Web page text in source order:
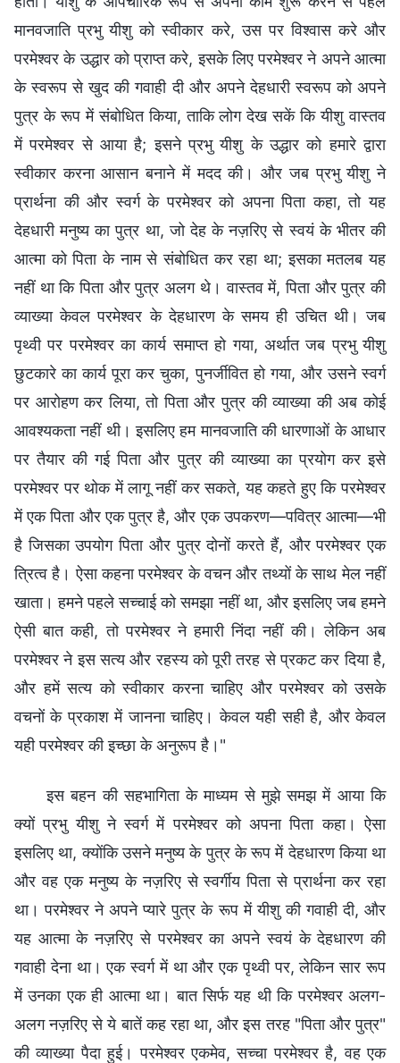
मानवजाति प्रभु यीशु को स्वीकार करे, उस पर विश्वास करे और
परमेश्वर के उद्धार को प्राप्त करे, इसके लिए परमेश्वर ने अपने आत्मा
के स्वरूप से खुद की गवाही दी और अपने देहधारी स्वरूप को अपने
पुत्र के रूप में संबोधित किया, ताकि लोग देख सकें कि यीशु वास्तव
में परमेश्वर से आया है; इसने प्रभु यीशु के उद्धार को हमारे द्वारा
स्वीकार करना आसान बनाने में मदद की। और जब प्रभु यीशु ने
प्रार्थना की और स्वर्ग के परमेश्वर को अपना पिता कहा, तो यह
देहधारी मनुष्य का पुत्र था, जो देह के नज़रिए से स्वयं के भीतर की
आत्मा को पिता के नाम से संबोधित कर रहा था; इसका मतलब यह
नहीं था कि पिता और पुत्र अलग थे। वास्तव में, पिता और पुत्र की
व्याख्या केवल परमेश्वर के देहधारण के समय ही उचित थी। जब
पृथ्वी पर परमेश्वर का कार्य समाप्त हो गया, अर्थात जब प्रभु यीशु
छुटकारे का कार्य पूरा कर चुका, पुनर्जीवित हो गया, और उसने स्वर्ग
पर आरोहण कर लिया, तो पिता और पुत्र की व्याख्या की अब कोई
आवश्यकता नहीं थी। इसलिए हम मानवजाति की धारणाओं के आधार
पर तैयार की गई पिता और पुत्र की व्याख्या का प्रयोग कर इसे
परमेश्वर पर थोक में लागू नहीं कर सकते, यह कहते हुए कि परमेश्वर
में एक पिता और एक पुत्र है, और एक उपकरण—पवित्र आत्मा—भी
है जिसका उपयोग पिता और पुत्र दोनों करते हैं, और परमेश्वर एक
त्रित्व है। ऐसा कहना परमेश्वर के वचन और तथ्यों के साथ मेल नहीं
खाता। हमने पहले सच्चाई को समझा नहीं था, और इसलिए जब हमने
ऐसी बात कही, तो परमेश्वर ने हमारी निंदा नहीं की। लेकिन अब
परमेश्वर ने इस सत्य और रहस्य को पूरी तरह से प्रकट कर दिया है,
और हमें सत्य को स्वीकार करना चाहिए और परमेश्वर को उसके
वचनों के प्रकाश में जानना चाहिए। केवल यही सही है, और केवल
यही परमेश्वर की इच्छा के अनुरूप है।"
इस बहन की सहभागिता के माध्यम से मुझे समझ में आया कि
क्यों प्रभु यीशु ने स्वर्ग में परमेश्वर को अपना पिता कहा। ऐसा
इसलिए था, क्योंकि उसने मनुष्य के पुत्र के रूप में देहधारण किया था
और वह एक मनुष्य के नज़रिए से स्वर्गीय पिता से प्रार्थना कर रहा
था। परमेश्वर ने अपने प्यारे पुत्र के रूप में यीशु की गवाही दी, और
यह आत्मा के नज़रिए से परमेश्वर का अपने स्वयं के देहधारण की
गवाही देना था। एक स्वर्ग में था और एक पृथ्वी पर, लेकिन सार रूप
में उनका एक ही आत्मा था। बात सिर्फ यह थी कि परमेश्वर अलग-
अलग नज़रिए से ये बातें कह रहा था, और इस तरह "पिता और पुत्र"
की व्याख्या पैदा हुई। परमेश्वर एकमेव, सच्चा परमेश्वर है, वह एक